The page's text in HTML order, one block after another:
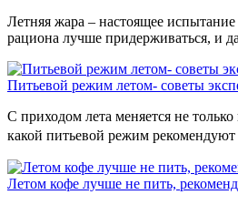
Летняя жара – настоящее
рациона лучше придерживаться, и
Питьевой режим летом- советы
С приходом лета меняется не
какой питьевой режим
Летом кофе лучше не пить,